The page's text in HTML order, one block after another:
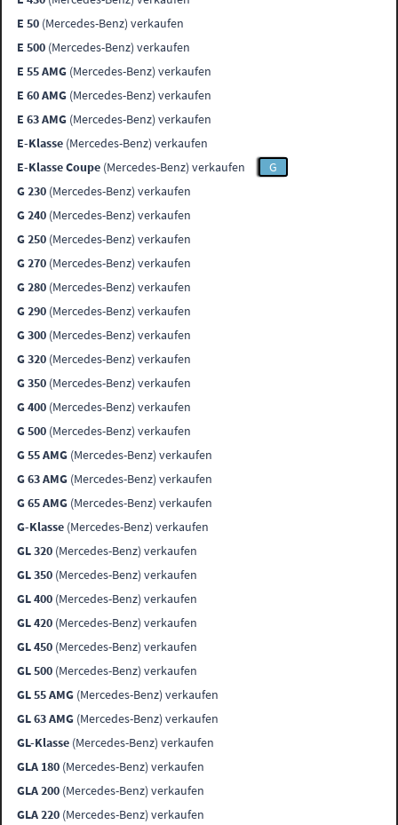
E 50 (Mercedes-Benz) verkaufen
E 500 (Mercedes-Benz) verkaufen
E 55 AMG (Mercedes-Benz) verkaufen
E 60 AMG (Mercedes-Benz) verkaufen
E 63 AMG (Mercedes-Benz) verkaufen
E-Klasse (Mercedes-Benz) verkaufen
E-Klasse Coupe (Mercedes-Benz) verkaufen
G
G 230 (Mercedes-Benz) verkaufen
G 240 (Mercedes-Benz) verkaufen
G 250 (Mercedes-Benz) verkaufen
G 270 (Mercedes-Benz) verkaufen
G 280 (Mercedes-Benz) verkaufen
G 290 (Mercedes-Benz) verkaufen
G 300 (Mercedes-Benz) verkaufen
G 320 (Mercedes-Benz) verkaufen
G 350 (Mercedes-Benz) verkaufen
G 400 (Mercedes-Benz) verkaufen
G 500 (Mercedes-Benz) verkaufen
G 55 AMG (Mercedes-Benz) verkaufen
G 63 AMG (Mercedes-Benz) verkaufen
G 65 AMG (Mercedes-Benz) verkaufen
G-Klasse (Mercedes-Benz) verkaufen
GL 320 (Mercedes-Benz) verkaufen
GL 350 (Mercedes-Benz) verkaufen
GL 400 (Mercedes-Benz) verkaufen
GL 420 (Mercedes-Benz) verkaufen
GL 450 (Mercedes-Benz) verkaufen
GL 500 (Mercedes-Benz) verkaufen
GL 55 AMG (Mercedes-Benz) verkaufen
GL 63 AMG (Mercedes-Benz) verkaufen
GL-Klasse (Mercedes-Benz) verkaufen
GLA 180 (Mercedes-Benz) verkaufen
GLA 200 (Mercedes-Benz) verkaufen
GLA 220 (Mercedes-Benz) verkaufen